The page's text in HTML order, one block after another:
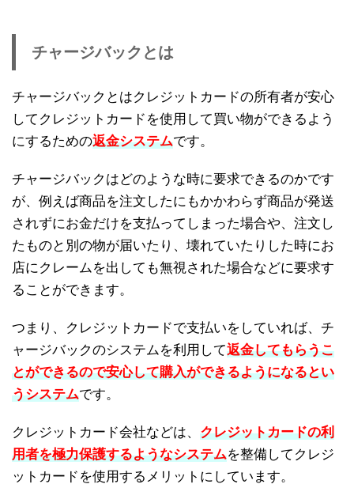
チャージバックとは
チャージバックとはクレジットカードの所有者が安心
してクレジットカードを使用して買い物ができるよう
にするための返金システムです。
チャージバックはどのような時に要求できるのかです
が、例えば商品を注文したにもかかわらず商品が発送
されずにお金だけを支払ってしまった場合や、注文し
たものと別の物が届いたり、壊れていたりした時にお
店にクレームを出しても無視された場合などに要求す
ることができます。
つまり、クレジットカードで支払いをしていれば、チ
ャージバックのシステムを利用して返金してもらうこ
とができるので安心して購入ができるようになるとい
うシステムです。
クレジットカード会社などは、 クレジットカードの利
用者を極力保護するようなシステムを整備してクレジ
ットカードを使用するメリットにしています。